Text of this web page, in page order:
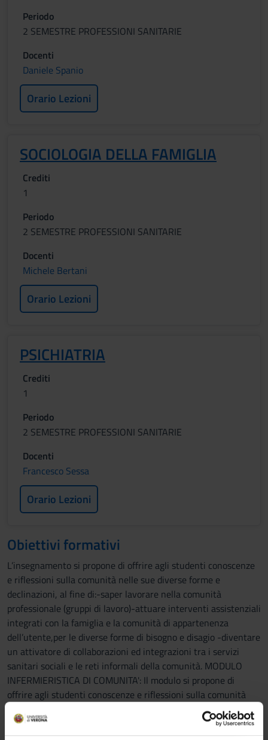
Periodo
2 SEMESTRE PROFESSIONI SANITARIE
Docenti
Daniele Spanio
Orario Lezioni
SOCIOLOGIA DELLA FAMIGLIA
Crediti
1
Periodo
2 SEMESTRE PROFESSIONI SANITARIE
Docenti
Michele Bertani
Orario Lezioni
PSICHIATRIA
Crediti
1
Periodo
2 SEMESTRE PROFESSIONI SANITARIE
Docenti
Francesco Sessa
Orario Lezioni
Obiettivi formativi
L’insegnamento si propone di offrire agli studenti conoscenze
e riflessioni sulla comunità nelle sue diverse forme e
declinazioni, al fine di:-saper lavorare nella comunità
professionale (gruppi di lavoro)-attuare interventi assistenziali
integrati con la famiglia e la comunità di appartenenza
dell’utente,per le diverse forme di bisogno e disagio -diventare
un attivatore di collaborazioni ed integrazioni tra i servizi
sanitari sociali e le reti informali della comunità. MODULO
INFERMIERISTICA DI COMUNITA': Il modulo si propone di
offrire agli studenti conoscenze e riflessioni sulla comunità
nelle sue diverse forme e declinazioni per comprendere le
specificità dell’intervento infermieristico. Propone un